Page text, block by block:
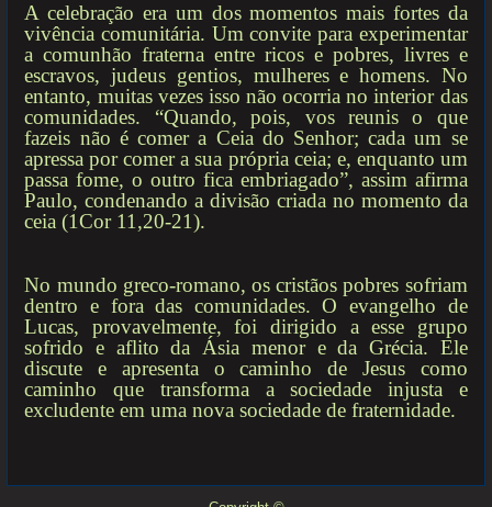
A celebração era um dos momentos mais fortes da
vivência comunitária. Um convite para experimentar
a comunhão fraterna entre ricos e pobres, livres e
escravos, judeus gentios, mulheres e homens. No
entanto, muitas vezes isso não ocorria no interior das
comunidades. “Quando, pois, vos reunis o que
fazeis não é comer a Ceia do Senhor; cada um se
apressa por comer a sua própria ceia; e, enquanto um
passa fome, o outro fica embriagado”, assim afirma
Paulo, condenando a divisão criada no momento da
ceia (1Cor 11,20-21).
No mundo greco-romano, os cristãos pobres sofriam
dentro e fora das comunidades. O evangelho de
Lucas, provavelmente, foi dirigido a esse grupo
sofrido e aflito da Ásia menor e da Grécia. Ele
discute e apresenta o caminho de Jesus como
caminho que transforma a sociedade injusta e
excludente em uma nova sociedade de fraternidade.